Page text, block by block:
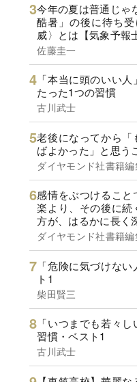
今年の夏は普通じ
酷暑」の後に待ち
威〉とは【気象予報
佐藤圭一
「本当に頭のいい人
たった1つの習慣
古川武士
老後になってから「
ばよかった」と思う
ダイヤモンド社書籍編
感情をぶつけるこ
楽より、その後に
方が、はるかに長く
ダイヤモンド社書籍編
「危険に気づけな
ト1
柴田賢三
「いつまでも若々
習慣・ベスト1
古川武士